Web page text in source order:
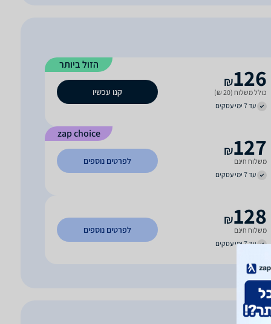
הזול ביותר 126
₪
כולל משלוח (20 ₪)
עד 7 ימי עסקים
קנו עכשיו
zap choice
127
₪
משלוח חינם
עד 7 ימי עסקים
לפרטים נוספים
128
₪
משלוח חינם
עד 7 ימי עסקים
לפרטים נוספים